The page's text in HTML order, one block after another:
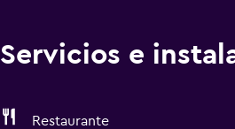
Servicios e
Restaurante